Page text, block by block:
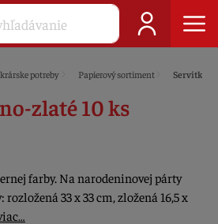
potreby Papierový sortiment Servítky
zlaté 10 ks
farby. Na narodeninovej párty
33 x 33 cm, zložená 16,5 x